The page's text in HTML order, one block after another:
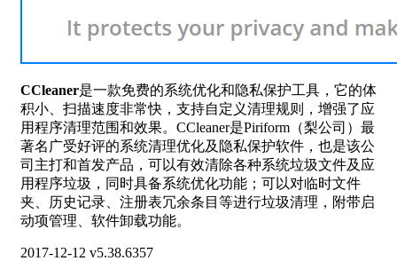
CCleaner是一款免费的系统优化和隐私保护工具，它的体
积小、扫描速度非常快，支持自定义清理规则，增强了应
用程序清理范围和效果。 CCleaner是Piriform（梨公司）最
著名广受好评的系统清理优化及隐私保护软件，也是该公
司主打和首发产品，可以有效清除各种系统垃圾文件及应
用程序垃圾，同时具备系统优化功能；可以对临时文件
夹、历史记录、注册表冗余条目等进行垃圾清理，附带启
动项管理、软件卸载功能。
2017-12-12 v5.38.6357